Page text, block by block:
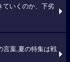
ていくのか、下劣
言葉,夏の特集は戦